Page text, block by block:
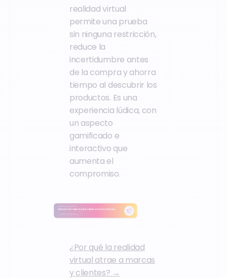
realidad virtual
permite una prueba
sin ninguna restricción,
reduce la
incertidumbre antes
de la compra y ahorra
tiempo al descubrir los
productos. Es una
experiencia lúdica, con
un aspecto
gamificado e
interactivo que
aumenta el
compromiso.
¿Por qué la realidad
virtual atrae a marcas
y clientes? →